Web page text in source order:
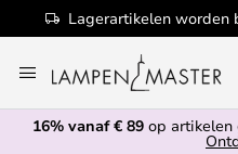
Lagerartikelen worden
naar
de
inhoud
16% vanaf € 89 op artikelen